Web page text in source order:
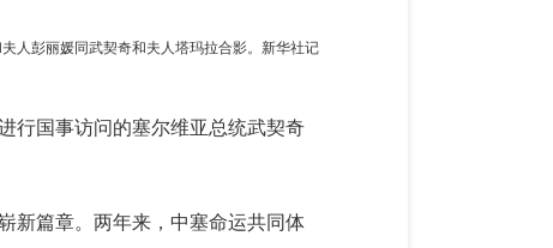
人彭丽媛同武契奇和夫人塔玛拉合影。新华社记
行国事访问的塞尔维亚总统武契奇
新篇章。两年来，中塞命运共同体